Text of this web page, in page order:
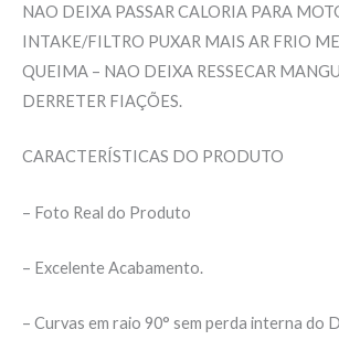
NAO DEIXA PASSAR CALORIA PARA
INTAKE/FILTRO PUXAR MAIS AR FRIO
QUEIMA – NAO DEIXA RESSECAR
DERRETER FIAÇÕES.
CARACTERÍSTICAS DO PRODUTO
– Foto Real do Produto
– Excelente Acabamento.
– Curvas em raio 90° sem perda interna do